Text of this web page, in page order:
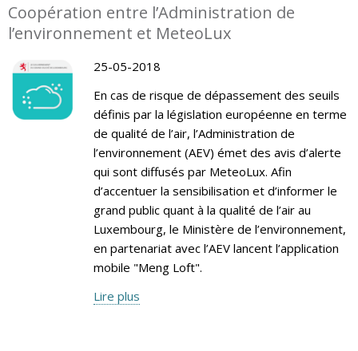
Coopération entre l’Administration de
l’environnement et MeteoLux
25-05-2018
En cas de risque de dépassement des seuils
définis par la législation européenne en terme
de qualité de l’air, l’Administration de
l’environnement (AEV) émet des avis d’alerte
qui sont diffusés par MeteoLux. Afin
d’accentuer la sensibilisation et d’informer le
grand public quant à la qualité de l’air au
Luxembourg, le Ministère de l’environnement,
en partenariat avec l’AEV lancent l’application
mobile "Meng Loft".
Lire plus